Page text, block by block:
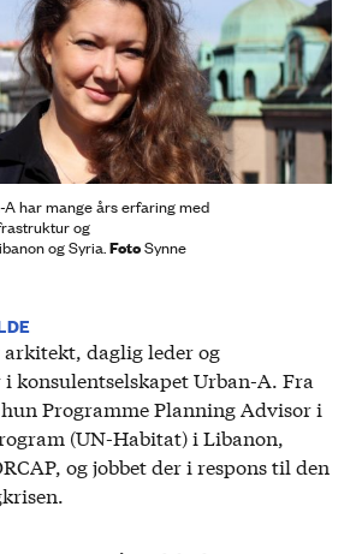
har mange års erfaring med
og
og Syria.FotoSynne
arkitekt, daglig leder og
konsulentselskapet Urban-A. Fra
hun Programme Planning Advisor i
(UN-Habitat) i Libanon,
og jobbet der i respons til den